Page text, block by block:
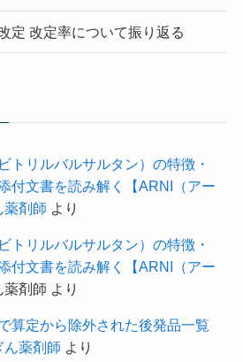
定 改定率について振り返る
トリルバルサルタン）の特徴・
付文書を読み解く【ARNI（アー
薬剤師 より
トリルバルサルタン）の特徴・
付文書を読み解く【ARNI（アー
薬剤師 より
算定から除外された後発品一覧
ん薬剤師 より